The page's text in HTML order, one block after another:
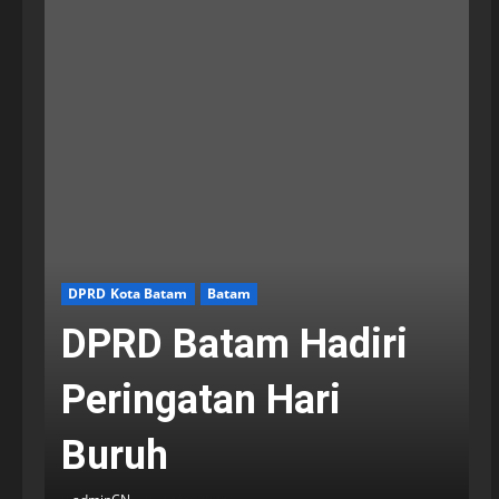
DPRD Kota Batam Batam
DPRD Batam Hadiri
Peringatan Hari
Buruh